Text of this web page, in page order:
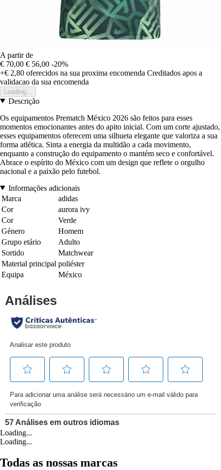
A partir de
€ 70,00 € 56,00 -20%
+€ 2,80 oferecidos na sua proxima encomenda Creditados apos a
validacao da sua encomenda
Loading...
Descrição
Os equipamentos Prematch México 2026 são feitos para esses
momentos emocionantes antes do apito inicial. Com um corte ajustado,
esses equipamentos oferecem uma silhueta elegante que valoriza a sua
forma atlética. Sinta a energia da multidão a cada movimento,
enquanto a construção do equipamento o mantém seco e confortável.
Abrace o espírito do México com um design que reflete o orgulho
nacional e a paixão pelo futebol.
Informações adicionais
Marca
adidas
Cor
aurora ivy
Cor
Verde
Género
Homem
Grupo etário
Adulto
Sortido
Matchwear
Material principal poliéster
Equipa
México
Loading...
Loading...
Todas as nossas marcas